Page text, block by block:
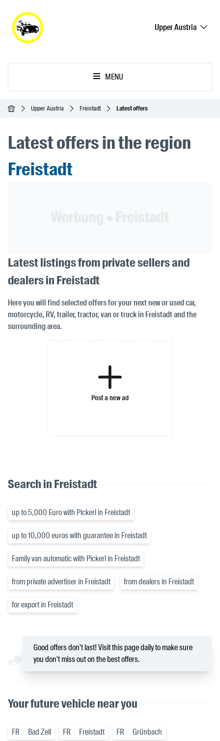
Upper Austria
MENU
HomepageUpper Austria Freistadt Latest offers
Latest offers in the region
Freistadt
Latest listings from private sellers and
dealers in Freistadt
Here you will find selected offers for your next new or used car,
motorcycle, RV, trailer, tractor, van or truck in Freistadt and the
surrounding area.
Post a new ad
Search in Freistadt
up to 5,000 Euro with Pickerl in Freistadt
up to 10,000 euros with guarantee in Freistadt
Family van automatic with Pickerl in Freistadt
from private advertiser in Freistadt from dealers in Freistadt
for export in Freistadt
Good offers don't last! Visit this page daily to make sure
you don't miss out on the best offers.
Your future vehicle near you
FR Bad Zell FR Freistadt FR Grünbach